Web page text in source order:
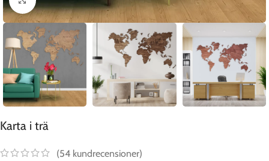
Karta i trä
(54 kundrecensioner)